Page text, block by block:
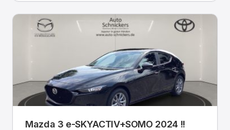
Mazda 3 e-SKYACTIV+SOMO 2024 !!